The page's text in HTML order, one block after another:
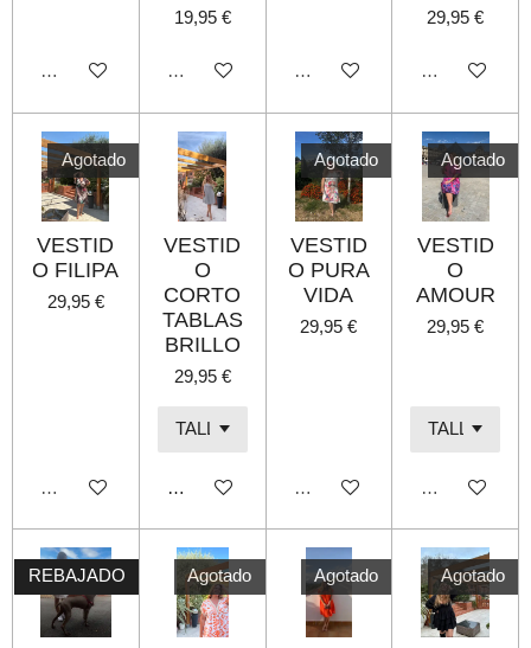
Agotado
19,95 €
Agotado Agotado
29,95 €
Agotado
Agotado
VESTID
O FILIPA
29,95 €
Agotado
VESTID
O
CORTO
TABLAS
BRILLO
29,95 €
Añadir al carrito
Agotado
VESTID
O PURA
VIDA
29,95 €
Agotado
Agotado
VESTID
O
AMOUR
29,95 €
Agotado
REBAJADO Agotado Agotado Agotado